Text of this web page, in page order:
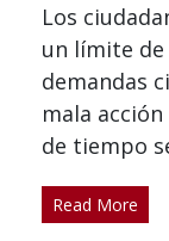
Los
un límite
demandas
mala
de tiempo
Read More